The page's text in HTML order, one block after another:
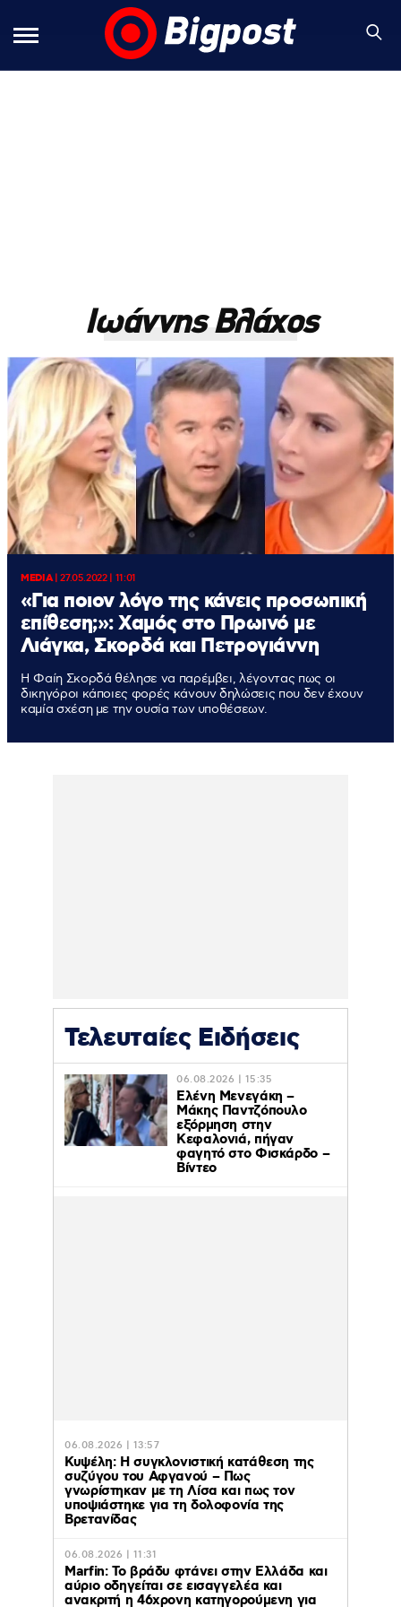
Ιωάννης Βλάχος
MEDIA|27.05.2022 | 11:01
«Για ποιον λόγο της κάνεις προσωπική
επίθεση;»: Χαμός στο Πρωινό με
Λιάγκα, Σκορδά και Πετρογιάννη
Η Φαίη Σκορδά θέλησε να παρέμβει, λέγοντας πως οι
δικηγόροι κάποιες φορές κάνουν δηλώσεις που δεν έχουν
καμία σχέση με την ουσία των υποθέσεων.
Τελευταίες Ειδήσεις
06.08.2026 | 15:35
Ελένη Μενεγάκη –
Μάκης Παντζόπουλο
εξόρμηση στην
Κεφαλονιά, πήγαν
φαγητό στο Φισκάρδο –
Βίντεο
06.08.2026 | 13:57
Κυψέλη: Η συγκλονιστική κατάθεση της
συζύγου του Αφγανού – Πως
γνωρίστηκαν με τη Λίσα και πως τον
υποψιάστηκε για τη δολοφονία της
Βρετανίδας
06.08.2026 | 11:31
Marfin: Το βράδυ φτάνει στην Ελλάδα και
αύριο οδηγείται σε εισαγγελέα και
ανακριτή η 46χρονη κατηγορούμενη για